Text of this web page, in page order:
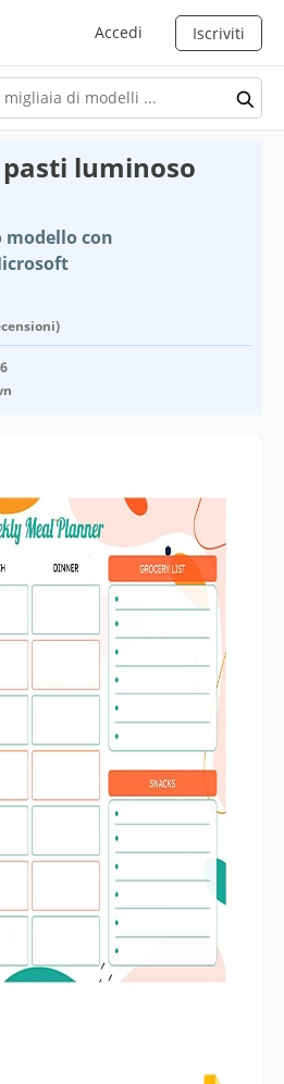
Accedi Iscriviti
luminoso
con